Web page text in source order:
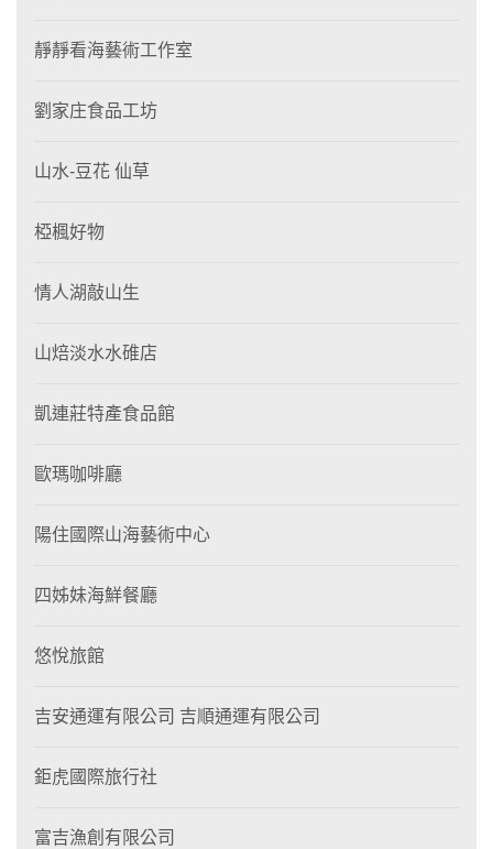
靜靜看海藝術工作室
劉家庄食品工坊
山水-豆花 仙草
椏楓好物
情人湖敲山生
山焙淡水水碓店
凱連莊特產食品館
歐瑪咖啡廳
陽住國際山海藝術中心
四姊妹海鮮餐廳
悠悅旅館
吉安通運有限公司 吉順通運有限公司
鉅虎國際旅行社
富吉漁創有限公司